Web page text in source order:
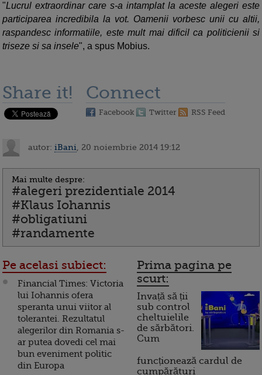
"Lucrul extraordinar care s-a intamplat la aceste alegeri este
participarea incredibila la vot. Oamenii vorbesc unii cu altii,
raspandesc informatiile, este mult mai dificil ca politicienii si
triseze si sa insele", a spus Mobius.
Share it! Connect
Facebook Twitter RSS Feed
autor: iBani , 20 noiembrie 2014 19:12
Mai multe despre:
#alegeri prezidentiale 2014
#Klaus Iohannis
#obligatiuni
#randamente
Pe acelasi subiect:
Financial Times: Victoria
lui Iohannis ofera
speranta unui viitor al
tolerantei. Rezultatul
alegerilor din Romania s-
ar putea dovedi cel mai
bun eveniment politic
din Europa
Prima pagina pe
scurt:
Invață să ții
sub control
cheltuielile
de sărbători.
Cum
funcționează cardul de
cumpărături